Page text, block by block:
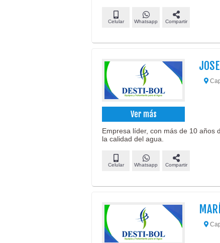
Celular Whatsapp Compartir
Ver más
Empresa líder, con más de 10 años
la calidad del agua.
Celular Whatsapp Compartir